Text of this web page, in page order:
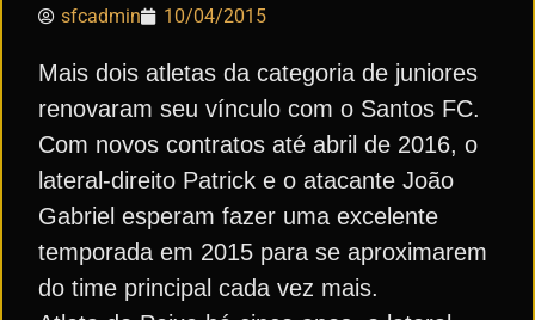
sfcadmin 10/04/2015
Mais dois atletas da categoria de juniores
renovaram seu vínculo com o Santos FC.
Com novos contratos até abril de 2016, o
lateral-direito Patrick e o atacante João
Gabriel esperam fazer uma excelente
temporada em 2015 para se aproximarem
do time principal cada vez mais.